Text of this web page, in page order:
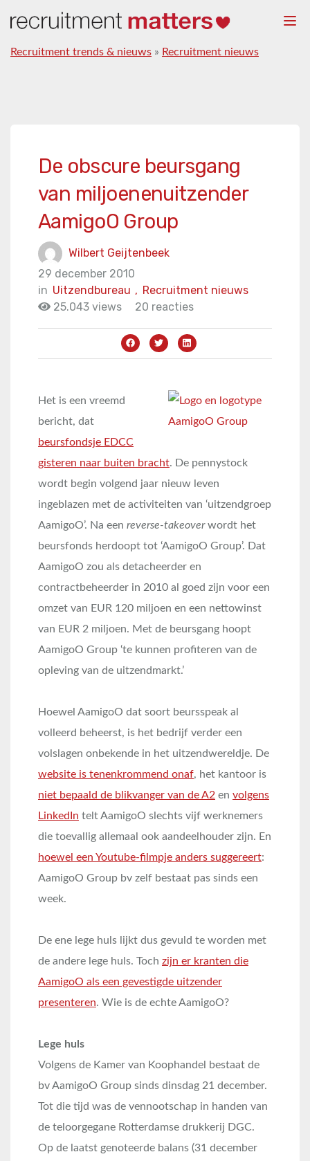
Recruitment trends & nieuws » Recruitment nieuws
De obscure beursgang
van miljoenenuitzender
AamigoO Group
Wilbert Geijtenbeek
29 december 2010
in
Recruitment nieuws
Uitzendbureau ,
25.043 views
20 reacties
Het is een vreemd
bericht, dat
beursfondsje EDCC
gisteren naar buiten bracht. De pennystock
wordt begin volgend jaar nieuw leven
ingeblazen met de activiteiten van ‘uitzendgroep
AamigoO’. Na een reverse-takeoverwordt het
beursfonds herdoopt tot ‘AamigoO Group’. Dat
AamigoO zou als detacheerder en
contractbeheerder in 2010 al goed zijn voor een
omzet van EUR 120 miljoen en een nettowinst
van EUR 2 miljoen. Met de beursgang hoopt
AamigoO Group ‘te kunnen profiteren van de
opleving van de uitzendmarkt.’
Hoewel AamigoO dat soort beursspeak al
volleerd beheerst, is het bedrijf verder een
volslagen onbekende in het uitzendwereldje. De
website is tenenkrommend onaf, het kantoor is
niet bepaald de blikvanger van de A2 en volgens
LinkedIn telt AamigoO slechts vijf werknemers
die toevallig allemaal ook aandeelhouder zijn. En
hoewel een Youtube-filmpje anders suggereert:
AamigoO Group bv zelf bestaat pas sinds een
week.
De ene lege huls lijkt dus gevuld te worden met
de andere lege huls. Toch zijn er kranten die
AamigoO als een gevestigde uitzender
presenteren. Wie is de echte AamigoO?
Lege huls
Volgens de Kamer van Koophandel bestaat de
bv AamigoO Group sinds dinsdag 21 december.
Tot die tijd was de vennootschap in handen van
de teloorgegane Rotterdamse drukkerij DGC.
Op de laatst genoteerde balans (31 december